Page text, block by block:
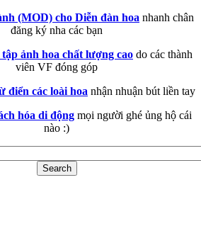
(MOD) cho Diễn đàn hoa nhanh chân
đăng ký nha các bạn
ảnh hoa chất lượng cao do các thành
viên VF đóng góp
điển các loài hoa nhận nhuận bút liền tay
hóa di động mọi người ghé ủng hộ cái
nào :)